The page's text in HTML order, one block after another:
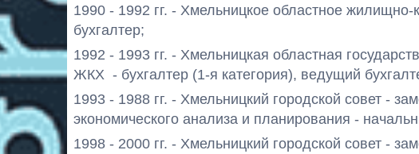
1990 - 1992 гг. - Хмельницкое областное
бухгалтер;
1992 - 1993 гг. - Хмельницкая областная
ЖКХ - бухгалтер (1-я категория), ведущий
1993 - 1988 гг. - Хмельницкий городской совет -
экономического анализа и планирования -
1998 - 2000 гг. - Хмельницкий городской совет -